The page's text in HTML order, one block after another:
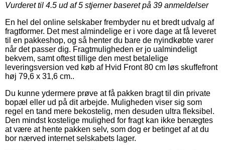
Vurderet til 4.5 ud af 5 stjerner baseret på 39 anmeldelser
En hel del online selskaber frembyder nu et bredt udvalg af
fragtformer. Det mest almindelige er i vore dage at få leveret
til en pakkeshop, og så henter du bare de nyindkøbte varer
når det passer dig. Fragtmuligheden er jo ualmindeligt
bekvem, samt oftest tillige den mest betalelige
leveringsversion ved køb af Hvid Front 80 cm løs skuffefront
høj 79,6 x 31,6 cm..
Du kunne ydermere prøve at få pakken bragt til din private
bopæl eller ud på dit arbejde. Muligheden viser sig som
regel en tand mere bekostelig, men desuden ultra fleksibel.
Den mindst kostelige mulighed for fragt kan ikke benægtes
at være at hente pakken selv, som dog er betinget af at du
bor nærved internet selskabets lager.